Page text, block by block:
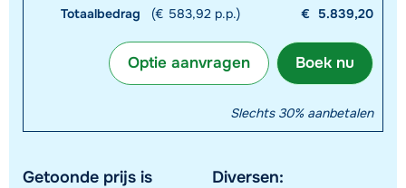
Totaalbedrag (€ 583,92 p.p.) € 5.839,20
Boek nu
Optie aanvragen
Slechts 30% aanbetalen
Getoonde prijs is
Diversen: